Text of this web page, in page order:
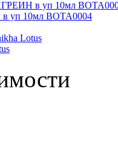
уп 10мл BOTA0004